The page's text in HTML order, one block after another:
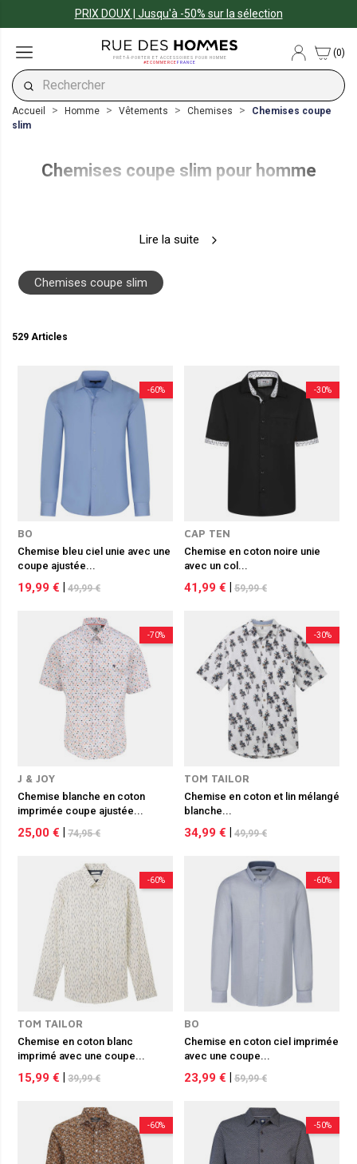
PRIX DOUX | Jusqu'à -50% sur la sélection
PRÊT-À-PORTER ET ACCESSOIRES POUR HOMME
#ECOMMERCEFRANCE
(0)
Accueil Homme Vêtements Chemises
Chemises coupe
slim
Chemises coupe slim pour homme
Lire la suite
Chemises coupe slim
529 Articles
-60%
BO
Chemise bleu ciel unie avec une
coupe ajustée...
19,99 € 49,99 €
-30%
CAP TEN
Chemise en coton noire unie
avec un col...
41,99 € 59,99 €
-70%
J & JOY
Chemise blanche en coton
imprimée coupe ajustée...
25,00 € 74,95 €
-30%
TOM TAILOR
Chemise en coton et lin mélangé
blanche...
34,99 € 49,99 €
-60%
TOM TAILOR
Chemise en coton blanc
imprimé avec une coupe...
15,99 € 39,99 €
-60%
BO
Chemise en coton ciel imprimée
avec une coupe...
23,99 € 59,99 €
-60% -50%